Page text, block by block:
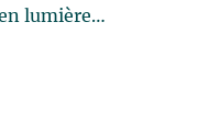
lumière
Valérie
groupe de droit